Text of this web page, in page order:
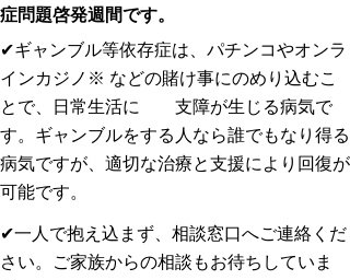
症問題啓発週間です。
✔ギャンブル等依存症は、パチンコやオンラ
インカジノ※ などの賭け事にのめり込むこ
とで、日常生活に 支障が生じる病気で
す。ギャンブルをする人なら誰でもなり得る
病気ですが、適切な治療と支援により回復が
可能です。
✔一人で抱え込まず、相談窓口へご連絡くだ
さい。ご家族からの相談もお待ちしていま